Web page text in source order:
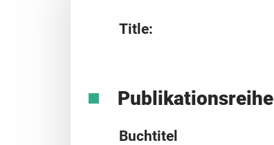
Title:
Publikationsreihe
Buchtitel